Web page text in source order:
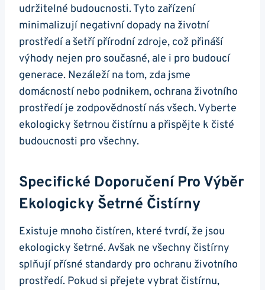
udržitelné budoucnosti. Tyto zařízení
minimalizují negativní dopady na životní
prostředí a šetří přírodní zdroje, což přináší
výhody nejen pro současné, ale i pro budoucí
generace. Nezáleží na tom, zda jsme
domácností nebo podnikem, ochrana životního
prostředí je zodpovědností nás všech. Vyberte
ekologicky šetrnou čistírnu a přispějte k čisté
budoucnosti pro všechny.
Specifické Doporučení Pro Výběr
Ekologicky Šetrné Čistírny
Existuje mnoho čistíren, které tvrdí, že jsou
ekologicky šetrné. Avšak ne všechny čistírny
splňují přísné standardy pro ochranu životního
prostředí. Pokud si přejete vybrat čistírnu,